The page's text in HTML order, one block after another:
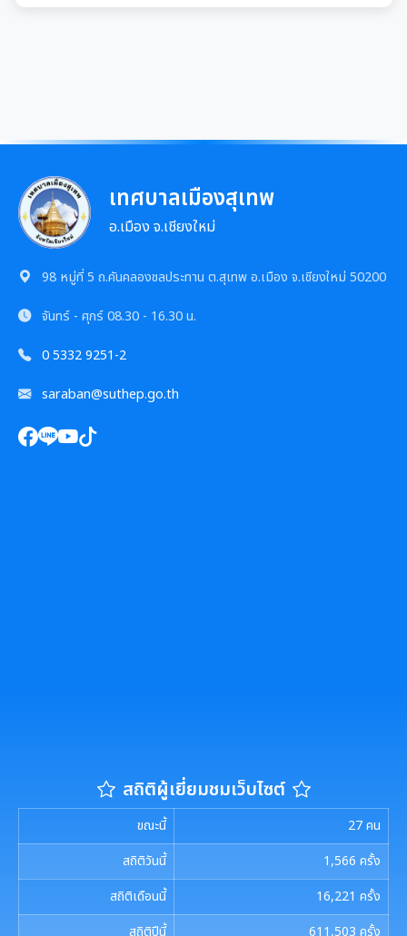
เทศบาลเมืองสุเทพ
อ.เมือง จ.เชียงใหม่
98 หมู่ที่ 5 ถ.คันคลองชลประทาน ต.สุเทพ อ.เมือง จ.เชียงใหม่ 50200
จันทร์ - ศุกร์08.30 - 16.30 น.
0 5332 9251-2
saraban@suthep.go.th
สถิติผู้เยี่ยมชมเว็บไซต์
ขณะนี้ 27คน
สถิติวันนี้
1,566 ครั้ง
สถิติเดือนนี้
16,221 ครั้ง
สถิติปีนี้
611,503 ครั้ง